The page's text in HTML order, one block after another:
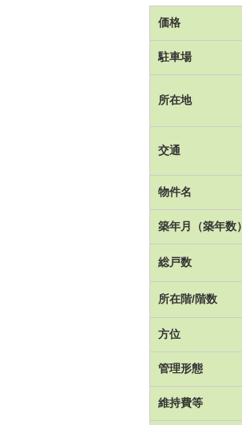
価格
駐車場
所在地
交通
物件名
築年月（築年数）
総戸数
所在階/階数
方位
管理形態
維持費等